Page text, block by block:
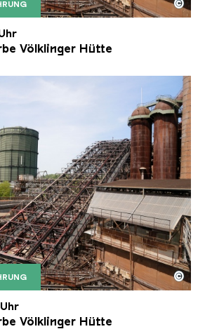
der Völklinger Hütte mit
Völklinger Hütte | Karl
©
Völklinger Hütte
der Völklinger Hütte mit
Völklinger Hütte | Karl
©
Völklinger Hütte